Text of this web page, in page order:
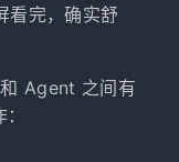
看完，确实舒
Agent 之间有